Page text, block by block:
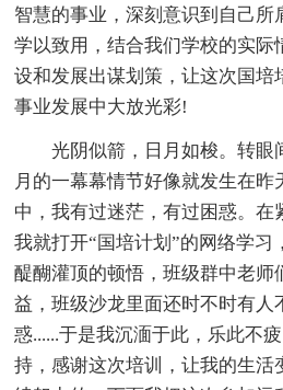
智慧的事业，深刻意识到自己所
学以致用，结合我们学校的实际
设和发展出谋划策，让这次国培
事业发展中大放光彩!
光阴似箭，日月如梭。转眼
月的一幕幕情节好像就发生在昨
中，我有过迷茫，有过困惑。在
我就打开“国培计划”的网络学习
醍醐灌顶的顿悟，班级群中老师
益，班级沙龙里面还时不时有人
惑......于是我沉湎于此，乐此不
持，感谢这次培训，让我的生活